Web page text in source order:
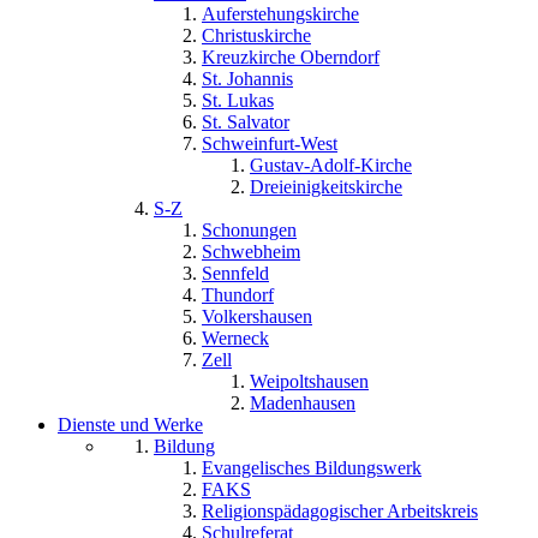
Auferstehungskirche
Christuskirche
Kreuzkirche Oberndorf
St. Johannis
St. Lukas
St. Salvator
Schweinfurt-West
Gustav-Adolf-Kirche
Dreieinigkeitskirche
S-Z
Schonungen
Schwebheim
Sennfeld
Thundorf
Volkershausen
Werneck
Zell
Weipoltshausen
Madenhausen
Dienste und Werke
Bildung
Evangelisches Bildungswerk
FAKS
Religionspädagogischer Arbeitskreis
Schulreferat